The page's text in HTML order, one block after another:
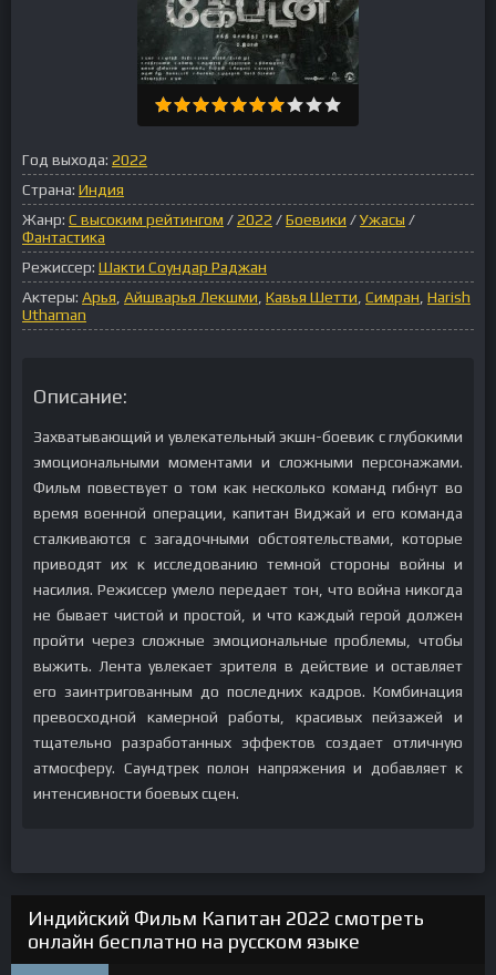
Год выхода: 2022
Страна: Индия
Жанр: С высоким рейтингом /2022 /Боевики /Ужасы /
Фантастика
Режиссер: Шакти Соундар Раджан
Актеры: Арья Айшварья Лекшми Кавья Шетти Симран Harish
Uthaman
Описание:
Захватывающий и увлекательный экшн-боевик с глубокими
эмоциональными моментами и сложными персонажами.
Фильм повествует о том как несколько команд гибнут во
время военной операции, капитан Виджай и его команда
сталкиваются с загадочными обстоятельствами, которые
приводят их к исследованию темной стороны войны и
насилия. Режиссер умело передает тон, что война никогда
не бывает чистой и простой, и что каждый герой должен
пройти через сложные эмоциональные проблемы, чтобы
выжить. Лента увлекает зрителя в действие и оставляет
его заинтригованным до последних кадров. Комбинация
превосходной камерной работы, красивых пейзажей и
тщательно разработанных эффектов создает отличную
атмосферу. Саундтрек полон напряжения и добавляет к
интенсивности боевых сцен.
Индийский Фильм Капитан 2022 смотреть
онлайн бесплатно на русском языке